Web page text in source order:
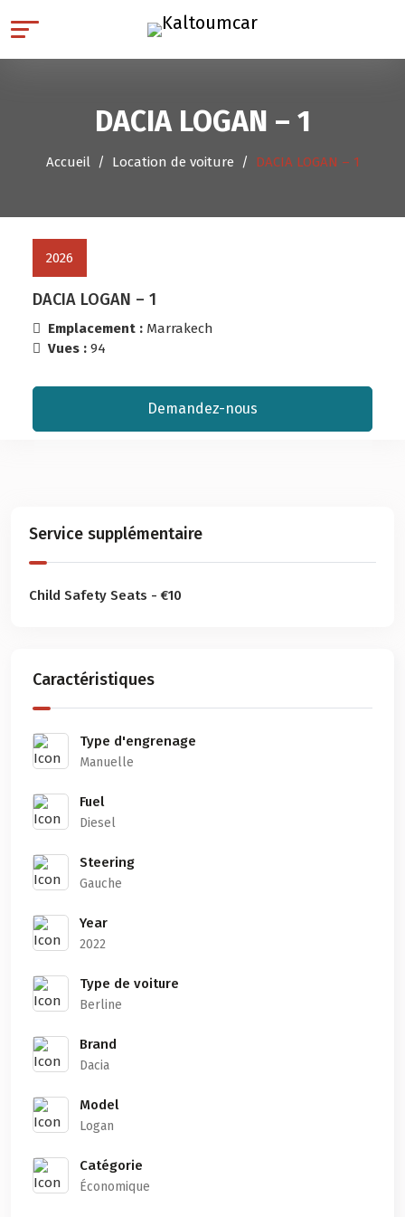
DACIA LOGAN – 1
Accueil Location de voiture DACIA LOGAN – 1
2026
DACIA LOGAN – 1
Emplacement : Marrakech
Vues : 94
Demandez-nous
Service supplémentaire
Child Safety Seats - €10
Caractéristiques
Type d'engrenage
Manuelle
Fuel
Diesel
Steering
Gauche
Year
2022
Type de voiture
Berline
Brand
Dacia
Model
Logan
Catégorie
Économique